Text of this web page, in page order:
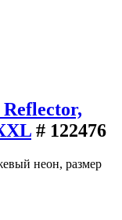
# 122476
неон, размер